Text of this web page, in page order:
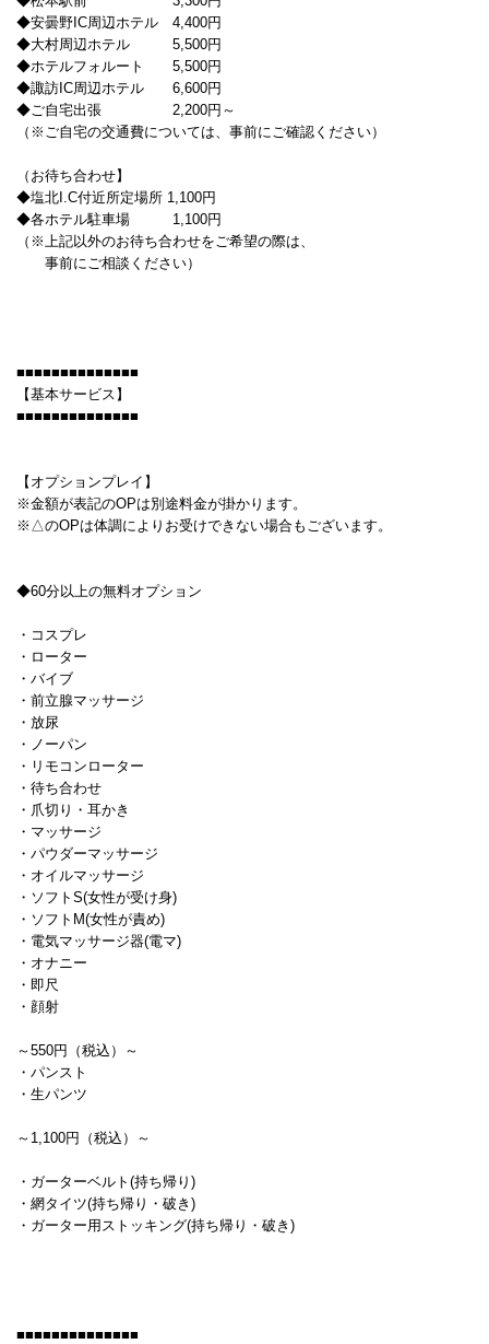
◆安曇野IC周辺ホテル 4,400円
◆大村周辺ホテル 5,500円
◆ホテルフォルート 5,500円
◆諏訪IC周辺ホテル 6,600円
◆ご自宅出張 2,200円～
（※ご自宅の交通費については、事前にご確認ください）
（お待ち合わせ】
◆塩北I.C付近所定場所 1,100円
◆各ホテル駐車場 1,100円
（※上記以外のお待ち合わせをご希望の際は、
事前にご相談ください）
■■■■■■■■■■■■■■
【基本サービス】
■■■■■■■■■■■■■■
【オプションプレイ】
※金額が表記のOPは別途料金が掛かります。
※△のOPは体調によりお受けできない場合もございます。
◆60分以上の無料オプション
・コスプレ
・ローター
・バイブ
・前立腺マッサージ
・放尿
・ノーパン
・リモコンローター
・待ち合わせ
・爪切り・耳かき
・マッサージ
・パウダーマッサージ
・オイルマッサージ
・ソフトS(女性が受け身)
・ソフトM(女性が責め)
・電気マッサージ器(電マ)
・オナニー
・即尺
・顔射
～550円（税込）～
・パンスト
・生パンツ
～1,100円（税込）～
・ガーターベルト(持ち帰り)
・網タイツ(持ち帰り・破き)
・ガーター用ストッキング(持ち帰り・破き)
■■■■■■■■■■■■■■